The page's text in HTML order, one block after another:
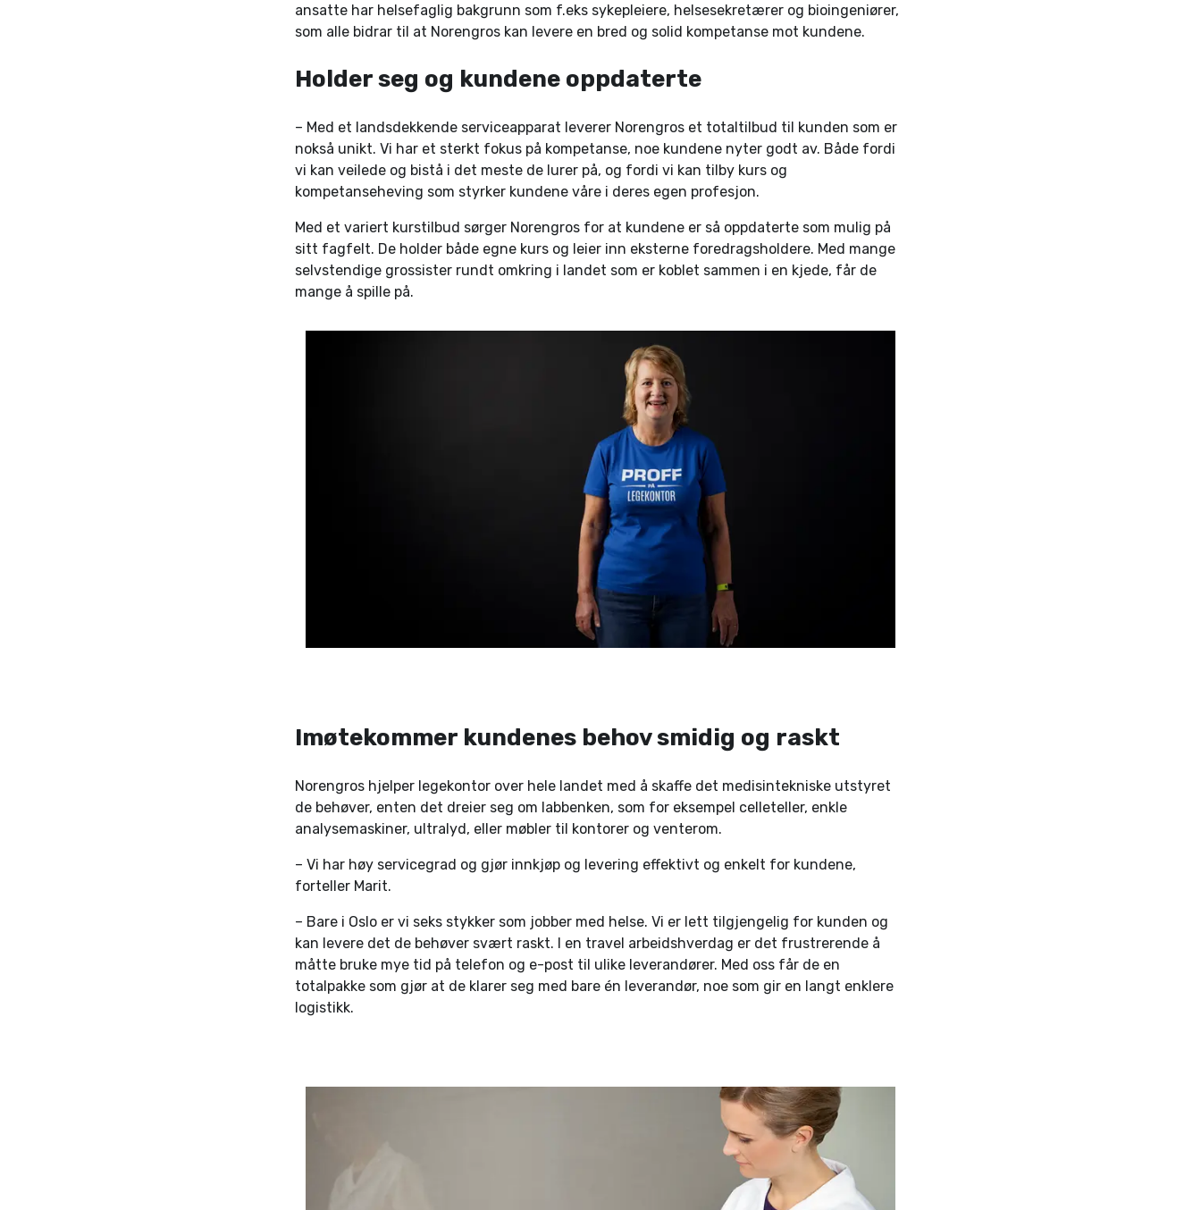
ansatte har helsefaglig bakgrunn som f.eks sykepleiere, helsesekretærer og bioingeniører,
som alle bidrar til at Norengros kan levere en bred og solid kompetanse mot kundene.
Holder seg og kundene oppdaterte
– Med et landsdekkende serviceapparat leverer Norengros et totaltilbud til kunden som er
nokså unikt. Vi har et sterkt fokus på kompetanse, noe kundene nyter godt av. Både fordi
vi kan veilede og bistå i det meste de lurer på, og fordi vi kan tilby kurs og
kompetanseheving som styrker kundene våre i deres egen profesjon.
Med et variert kurstilbud sørger Norengros for at kundene er så oppdaterte som mulig på
sitt fagfelt. De holder både egne kurs og leier inn eksterne foredragsholdere. Med mange
selvstendige grossister rundt omkring i landet som er koblet sammen i en kjede, får de
mange å spille på.
Imøtekommer kundenes behov smidig og raskt
Norengros hjelper legekontor over hele landet med å skaffe det medisintekniske utstyret
de behøver, enten det dreier seg om labbenken, som for eksempel celleteller, enkle
analysemaskiner, ultralyd, eller møbler til kontorer og venterom.
– Vi har høy servicegrad og gjør innkjøp og levering effektivt og enkelt for kundene,
forteller Marit.
– Bare i Oslo er vi seks stykker som jobber med helse. Vi er lett tilgjengelig for kunden og
kan levere det de behøver svært raskt. I en travel arbeidshverdag er det frustrerende å
måtte bruke mye tid på telefon og e-post til ulike leverandører. Med oss får de en
totalpakke som gjør at de klarer seg med bare én leverandør, noe som gir en langt enklere
logistikk.